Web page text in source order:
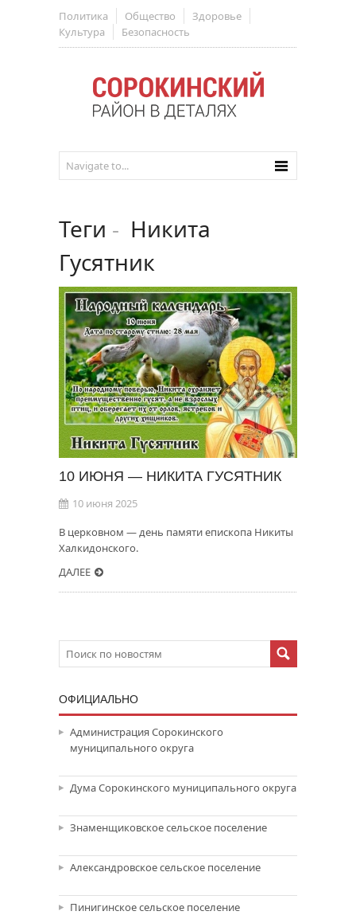
Политика Общество
Здоровье
Культура
Безопасность
Теги - Никита
Гусятник
10 ИЮНЯ — НИКИТА ГУСЯТНИК
10 июня 2025
В церковном — день памяти епископа Никиты
Халкидонского.
ДАЛЕЕ
ОФИЦИАЛЬНО
Администрация Сорокинского
муниципального округа
Дума Сорокинского муниципального округа
Знаменщиковское сельское поселение
Александровское сельское поселение
Пинигинское сельское поселение